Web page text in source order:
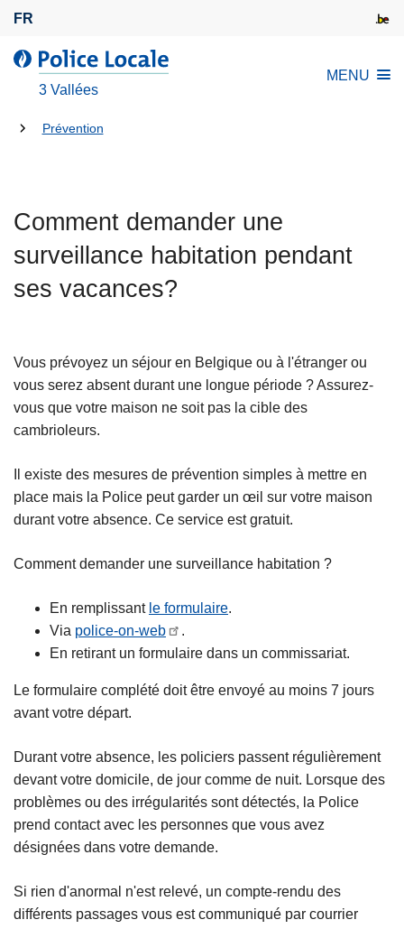
FR
l
o
e
o
c
e
3 Vallées
MENU
Tu
Prévention
Comment demander une
surveillance habitation pendant
ses vacances?
Vous prévoyez un séjour en Belgique ou à l'étranger ou
vous serez absent durant une longue période ? Assurez-
vous que votre maison ne soit pas la cible des
cambrioleurs.
Il existe des mesures de prévention simples à mettre en
place mais la Police peut garder un œil sur votre maison
durant votre absence. Ce service est gratuit.
Comment demander une surveillance habitation ?
En remplissant le formulaire.
Via police-on-web
.
En retirant un formulaire dans un commissariat.
Le formulaire complété doit être envoyé au moins 7 jours
avant votre départ.
Durant votre absence, les policiers passent régulièrement
devant votre domicile, de jour comme de nuit. Lorsque des
problèmes ou des irrégularités sont détectés, la Police
prend contact avec les personnes que vous avez
désignées dans votre demande.
Si rien d'anormal n'est relevé, un compte-rendu des
différents passages vous est communiqué par courrier